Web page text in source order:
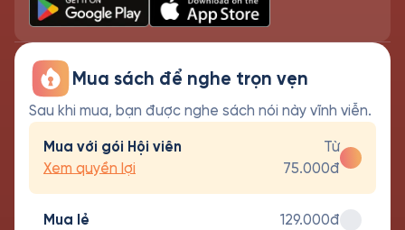
Mua sách để nghe trọn vẹn
Sau khi mua, bạn được nghe sách nói này vĩnh viễn.
Mua với gói Hội viên
Xem quyền lợi
Từ
75.000đ
Mua lẻ 129.000đ